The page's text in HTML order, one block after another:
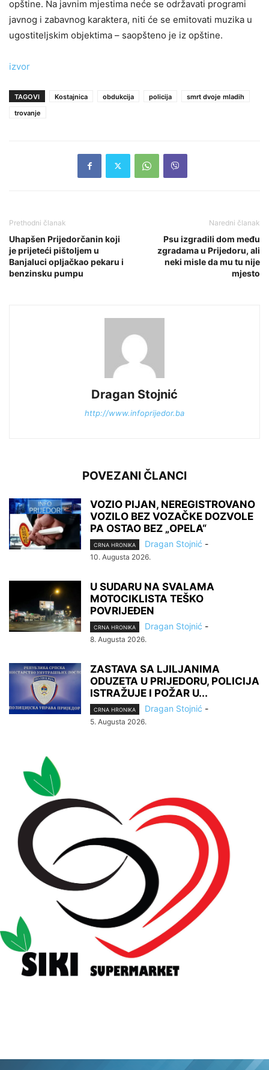
opštine. Na javnim mjestima neće se održavati programi
javnog i zabavnog karaktera, niti će se emitovati muzika u
ugostiteljskim objektima – saopšteno je iz opštine.
izvor
TAGOVI Kostajnica obdukcija policija
smrt dvoje mladih
trovanje
Prethodni članak
Uhapšen Prijedorčanin koji
je prijeteći pištoljem u
Banjaluci opljačkao pekaru i
benzinsku pumpu
Naredni članak
Psu izgradili dom među
zgradama u Prijedoru, ali
neki misle da mu tu nije
mjesto
Dragan Stojnić
http://www.infoprijedor.ba
POVEZANI ČLANCI
VOZIO PIJAN, NEREGISTROVANO
VOZILO BEZ VOZAČKE DOZVOLE
PA OSTAO BEZ „OPELA“
CRNA HRONIKA Dragan Stojnić -
10. Augusta 2026.
U SUDARU NA SVALAMA
MOTOCIKLISTA TEŠKO
POVRIJEĐEN
CRNA HRONIKA Dragan Stojnić -
8. Augusta 2026.
ZASTAVA SA LJILJANIMA
ODUZETA U PRIJEDORU, POLICIJA
ISTRAŽUJE I POŽAR U...
CRNA HRONIKA Dragan Stojnić -
5. Augusta 2026.